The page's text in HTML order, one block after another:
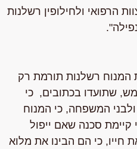
הרפואי ולחילופין רשלנות
המנוח רשלנות תורמת רק
, שתועדו בכתובים, כי
המשפחה, כי המנוח
קיימת סכנה שאם ייפול
חייו, כי הם הבינו את מלוא